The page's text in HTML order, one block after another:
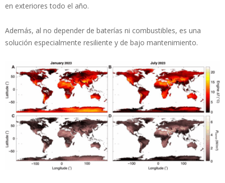
en exteriores todo el año.
Además, al no depender de baterías ni combustibles, es una
solución especialmente resiliente y de bajo mantenimiento.